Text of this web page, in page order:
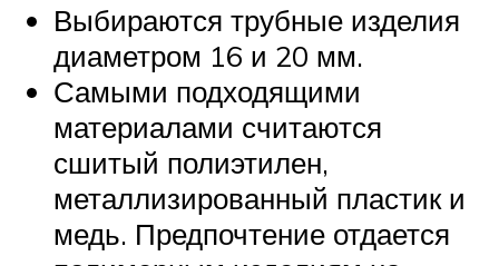
Выбираются трубные изделия
диаметром 16 и 20 мм.
Самыми подходящими
материалами считаются
сшитый полиэтилен,
металлизированный пластик и
медь. Предпочтение отдается